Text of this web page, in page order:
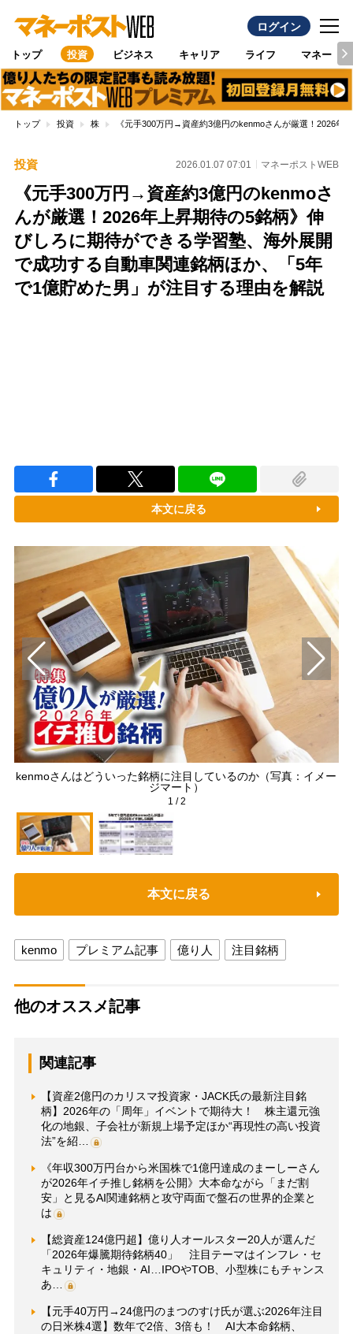
ログイン
トップ 投資 ビジネス キャリア ライフ マネー
トップ 投資 株 《元手300万円→資産約3億円のkenmoさんが厳選！2026年
投資 2026.01.07 07:01 マネーポストWEB
《元手300万円→資産約3億円のkenmoさ
んが厳選！2026年上昇期待の5銘柄》伸
びしろに期待ができる学習塾、海外展開
で成功する自動車関連銘柄ほか、「5年
で1億貯めた男」が注目する理由を解説
本文に戻る
kenmoさんはどういった銘柄に注目しているのか（写真：イメー
ジマート）
1 /2
本文に戻る
kenmo プレミアム記事 億り人 注目銘柄
他のオススメ記事
関連記事
【資産2億円のカリスマ投資家・JACK氏の最新注目銘
柄】2026年の「周年」イベントで期待大！ 株主還元強
化の地銀、子会社が新規上場予定ほか“再現性の高い投資
法”を紹…
《年収300万円台から米国株で1億円達成のまーしーさん
が2026年イチ推し銘柄を公開》大本命ながら「まだ割
安」と見るAI関連銘柄と攻守両面で盤石の世界的企業と
は
【総資産124億円超】億り人オールスター20人が選んだ
「2026年爆騰期待銘柄40」 注目テーマはインフレ・セ
キュリティ・地銀・AI…IPOやTOB、小型株にもチャンス
あ…
【元手40万円→24億円のまつのすけ氏が選ぶ2026年注目
の日米株4選】数年で2倍、3倍も！ AI大本命銘柄、